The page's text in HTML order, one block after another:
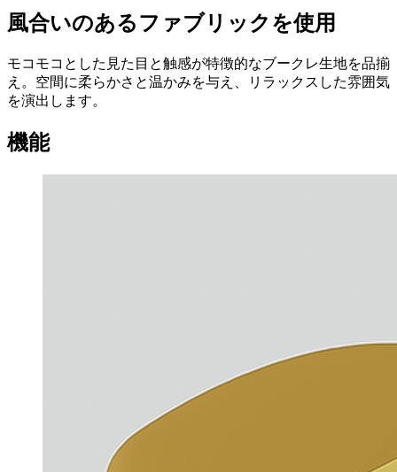
風合いのあるファブリックを使用
モコモコとした見た目と触感が特徴的なブークレ生地を品揃
え。空間に柔らかさと温かみを与え、リラックスした雰囲気
を演出します。
機能